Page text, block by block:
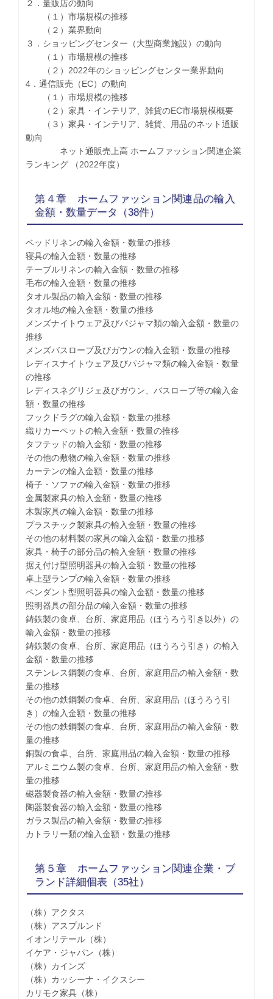
２．量販店の動向
（１）市場規模の推移
（２）業界動向
３．ショッピングセンター（大型商業施設）の動向
（１）市場規模の推移
（２）2022年のショッピングセンター業界動向
4．通信販売（EC）の動向
（１）市場規模の推移
（２）家具・インテリア、雑貨のEC市場規模概要
（３）家具・インテリア、雑貨、用品のネット通販
動向
ネット通販売上高 ホームファッション関連企業
ランキング （2022年度）
第４章 ホームファッション関連品の輸入
金額・数量データ（38件）
ベッドリネンの輸入金額・数量の推移
寝具の輸入金額・数量の推移
テーブルリネンの輸入金額・数量の推移
毛布の輸入金額・数量の推移
タオル製品の輸入金額・数量の推移
タオル地の輸入金額・数量の推移
メンズナイトウェア及びパジャマ類の輸入金額・数量の
推移
メンズバスローブ及びガウンの輸入金額・数量の推移
レディスナイトウェア及びパジャマ類の輸入金額・数量
の推移
レディスネグリジェ及びガウン、バスローブ等の輸入金
額・数量の推移
フックドラグの輸入金額・数量の推移
織りカーペットの輸入金額・数量の推移
タフテッドの輸入金額・数量の推移
その他の敷物の輸入金額・数量の推移
カーテンの輸入金額・数量の推移
椅子・ソファの輸入金額・数量の推移
金属製家具の輸入金額・数量の推移
木製家具の輸入金額・数量の推移
プラスチック製家具の輸入金額・数量の推移
その他の材料製の家具の輸入金額・数量の推移
家具・椅子の部分品の輸入金額・数量の推移
据え付け型照明器具の輸入金額・数量の推移
卓上型ランプの輸入金額・数量の推移
ペンダント型照明器具の輸入金額・数量の推移
照明器具の部分品の輸入金額・数量の推移
鋳鉄製の食卓、台所、家庭用品（ほうろう引き以外）の
輸入金額・数量の推移
鋳鉄製の食卓、台所、家庭用品（ほうろう引き）の輸入
金額・数量の推移
ステンレス鋼製の食卓、台所、家庭用品の輸入金額・数
量の推移
その他の鉄鋼製の食卓、台所、家庭用品（ほうろう引
き）の輸入金額・数量の推移
その他の鉄鋼製の食卓、台所、家庭用品の輸入金額・数
量の推移
銅製の食卓、台所、家庭用品の輸入金額・数量の推移
アルミニウム製の食卓、台所、家庭用品の輸入金額・数
量の推移
磁器製食器の輸入金額・数量の推移
陶器製食器の輸入金額・数量の推移
ガラス製品の輸入金額・数量の推移
カトラリー類の輸入金額・数量の推移
第５章 ホームファッション関連企業・ブ
ランド詳細個表（35社）
（株）アクタス
（株）アスプルンド
イオンリテール（株）
イケア・ジャパン（株）
（株）カインズ
（株）カッシーナ・イクスシー
カリモク家具（株）